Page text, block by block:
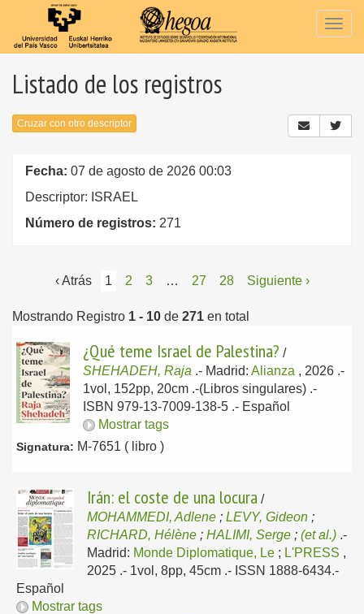
Listado de los registros
Cruzar con otro descriptor
Fecha: 07 de agosto de 2026 00:03
Descriptor: ISRAEL
Número de registros: 271
‹ Atrás 1 2 3 … 27 28 Siguiente ›
Mostrando Registro 1 - 10 de 271 en total
¿Qué teme Israel de Palestina? /
SHEHADEH, Raja .- Madrid: Alianza , 2026 .-
1vol, 152pp, 20cm .-(Libros singulares) .-
ISBN 979-13-7009-138-5 .- Español
Mostrar tags
Signatura: M-7651 ( libro )
Irán: el coste de una locura /
MOHAMMEDI, Adlene ; LEVY, Gideon ;
RICHARD, Hélène ; HALIMI, Serge ; (et al.) .-
Madrid: Monde Diplomatique, Le ; L'PRESS ,
2025 .- 1vol, 8pp, 45cm .- ISSN 1888-6434.-
Español
Mostrar tags